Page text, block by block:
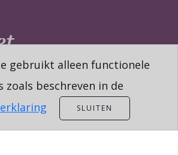
gebruikt alleen functionele
zoals beschreven in de
SLUITEN